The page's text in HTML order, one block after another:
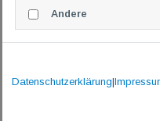
Andere
Datenschutzerklärung|